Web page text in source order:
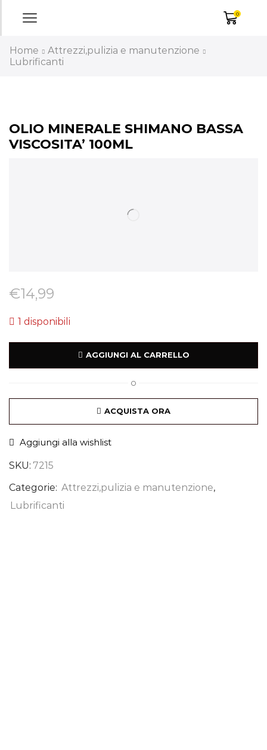
0
Home
Attrezzi,pulizia e manutenzione
Lubrificanti
OLIO MINERALE SHIMANO BASSA
VISCOSITA’ 100ML
€14,99
1 disponibili
AGGIUNGI AL CARRELLO
O
ACQUISTA ORA
Aggiungi alla wishlist
SKU: 7215
Categorie: Attrezzi,pulizia e manutenzione,
Lubrificanti